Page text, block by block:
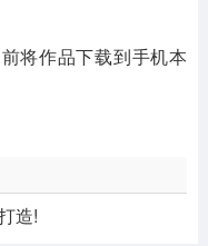
将作品下载到手机本
造!